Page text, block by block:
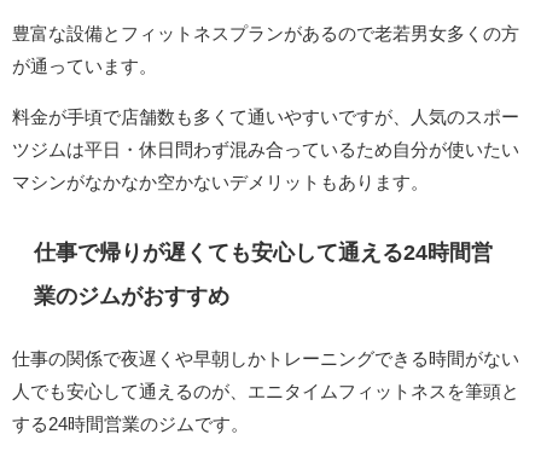
豊富な設備とフィットネスプランがあるので老若男女多くの方
が通っています。
料金が手頃で店舗数も多くて通いやすいですが、人気のスポー
ツジムは平日・休日問わず混み合っているため自分が使いたい
マシンがなかなか空かないデメリットもあります。
仕事で帰りが遅くても安心して通える24時間営
業のジムがおすすめ
仕事の関係で夜遅くや早朝しかトレーニングできる時間がない
人でも安心して通えるのが、エニタイムフィットネスを筆頭と
する24時間営業のジムです。